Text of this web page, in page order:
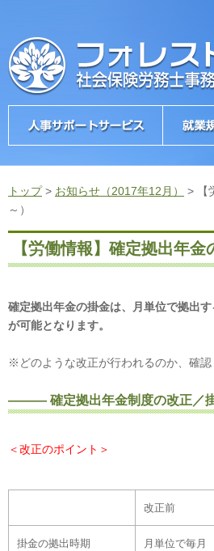
トップ> お知らせ（2017年12月） >
～）
【労働情報】確定拠出年
確定拠出年金の掛金は、月単位で拠出
が可能となります。
※どのような改正が行われるのか、確認
――― 確定拠出年金制度の改正／
＜改正のポイント＞
改正前
掛金の拠出時期 月単位で毎月